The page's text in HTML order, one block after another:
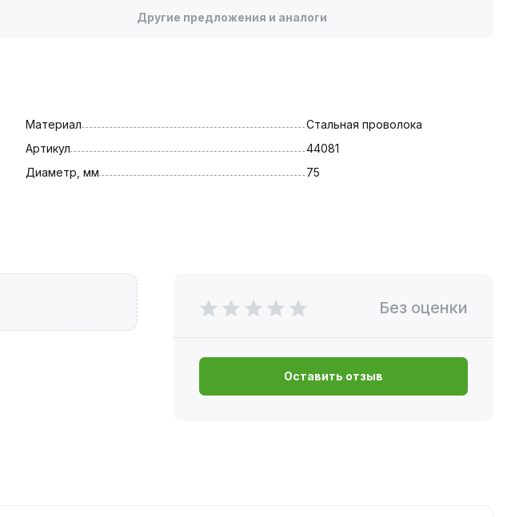
Другие предложения и аналоги
Материал
Стальная проволока
Артикул
44081
Диаметр, мм
75
Без оценки
Оставить отзыв